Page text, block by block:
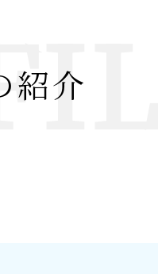
紹介